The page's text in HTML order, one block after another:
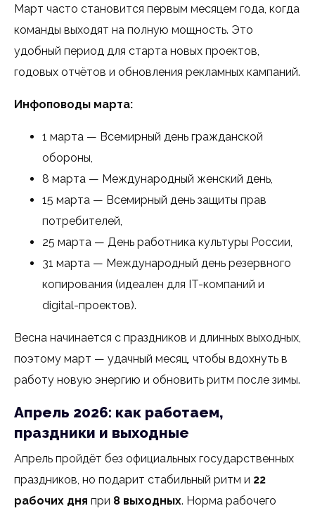
Март часто становится первым месяцем года, когда
команды выходят на полную мощность. Это
удобный период для старта новых проектов,
годовых отчётов и обновления рекламных кампаний.
Инфоповоды марта:
1 марта — Всемирный день гражданской
обороны,
8 марта — Международный женский день,
15 марта — Всемирный день защиты прав
потребителей,
25 марта — День работника культуры России,
31 марта — Международный день резервного
копирования (идеален для IT-компаний и
digital-проектов).
Весна начинается с праздников и длинных выходных,
поэтому март — удачный месяц, чтобы вдохнуть в
работу новую энергию и обновить ритм после зимы.
Апрель 2026: как работаем,
праздники и выходные
Апрель пройдёт без официальных государственных
праздников, но подарит стабильный ритм и 22
рабочих дня при 8 выходных. Норма рабочего